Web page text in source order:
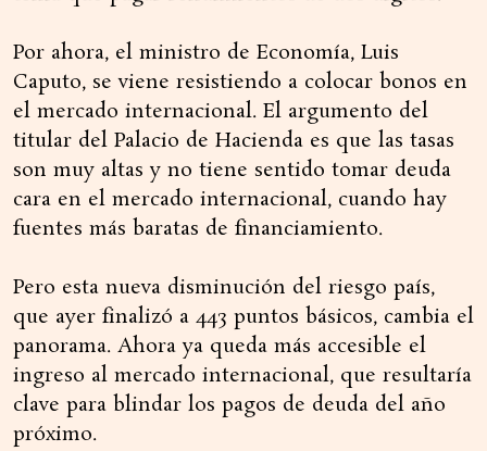
Por ahora, el ministro de Economía, Luis
Caputo, se viene resistiendo a colocar bonos en
el mercado internacional. El argumento del
titular del Palacio de Hacienda es que las tasas
son muy altas y no tiene sentido tomar deuda
cara en el mercado internacional, cuando hay
fuentes más baratas de financiamiento.
Pero esta nueva disminución del riesgo país,
que ayer finalizó a 443 puntos básicos, cambia el
panorama. Ahora ya queda más accesible el
ingreso al mercado internacional, que resultaría
clave para blindar los pagos de deuda del año
próximo.